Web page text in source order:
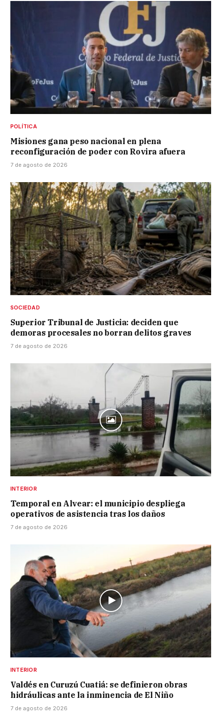
POLÍTICA
Misiones gana peso nacional en plena
reconfiguración de poder con Rovira afuera
7 de agosto de 2026
SOCIEDAD
Superior Tribunal de Justicia: deciden que
demoras procesales no borran delitos graves
7 de agosto de 2026
INTERIOR
Temporal en Alvear: el municipio despliega
operativos de asistencia tras los daños
7 de agosto de 2026
INTERIOR
Valdés en Curuzú Cuatiá: se definieron obras
hidráulicas ante la inminencia de El Niño
7 de agosto de 2026